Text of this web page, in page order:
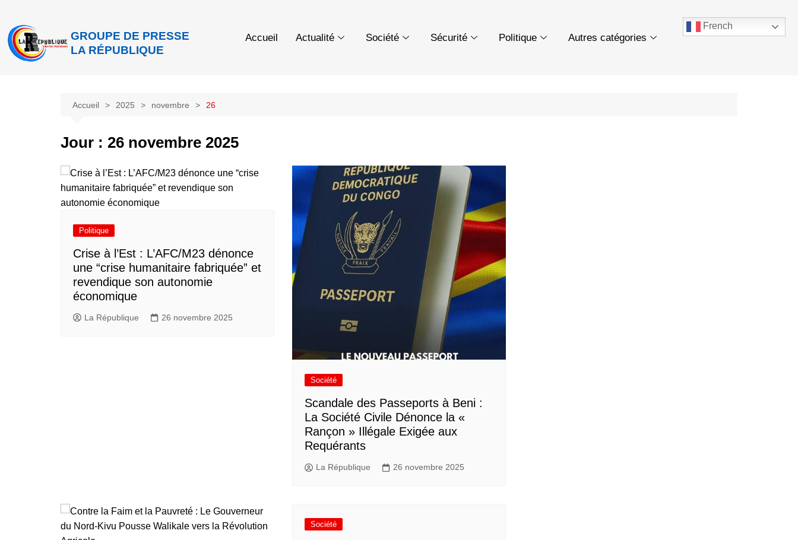
GROUPE DE PRESSE
LA RÉPUBLIQUE
Accueil Actualité Société Sécurité Politique Autres catégories
French
Accueil 2025 novembre 26
Jour : 26 novembre 2025
Politique
Crise à l’Est : L’AFC/M23 dénonce
une “crise humanitaire fabriquée” et
revendique son autonomie
économique
La République 26 novembre 2025
Société
Scandale des Passeports à Beni :
La Société Civile Dénonce la «
Rançon » Illégale Exigée aux
Requérants
La République 26 novembre 2025
Société